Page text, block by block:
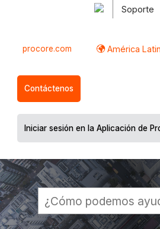
Soporte
procore.com América
Contáctenos
Iniciar sesión en la Aplicación de